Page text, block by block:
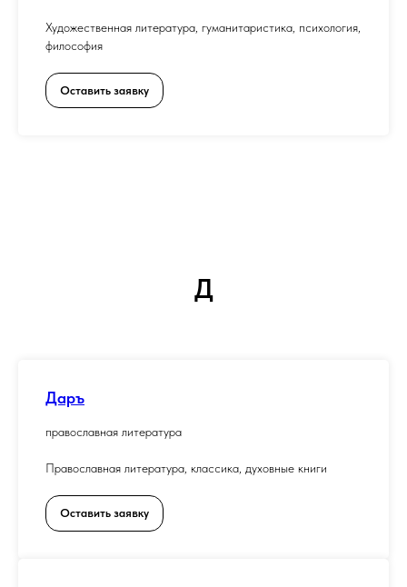
Художественная литература, гуманитаристика, психология,
философия
Оставить заявку
Д
Даръ
православная литература
Православная литература, классика, духовные книги
Оставить заявку